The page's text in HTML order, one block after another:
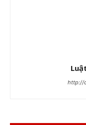
http://